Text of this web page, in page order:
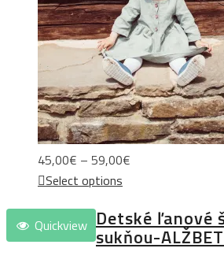
45,00€ – 59,00€
through
59,00€
Select options
Quickview Detské ľanové
sukňou-